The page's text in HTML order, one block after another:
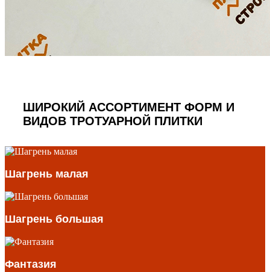
ШИРОКИЙ АССОРТИМЕНТ ФОРМ И
ВИДОВ ТРОТУАРНОЙ ПЛИТКИ
Шагрень малая
Шагрень большая
Фантазия